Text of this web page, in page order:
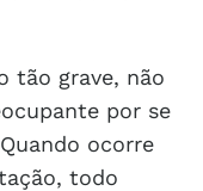
tão grave, não
por se
ocorre
todo